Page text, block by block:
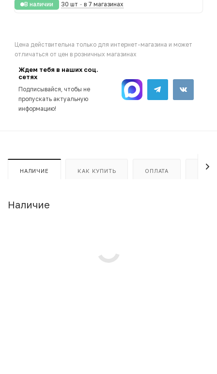
В наличии 30 шт - в 7 магазинах
Цена действительна только для интернет-магазина и может
отличаться от цен в розничных магазинах
Ждем тебя в наших соц.
сетях
Подписывайся, чтобы не
пропускать актуальную
информацию!
НАЛИЧИЕ КАК КУПИТЬ ОПЛАТА
Наличие